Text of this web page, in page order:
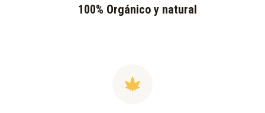
100% Orgánico y natural